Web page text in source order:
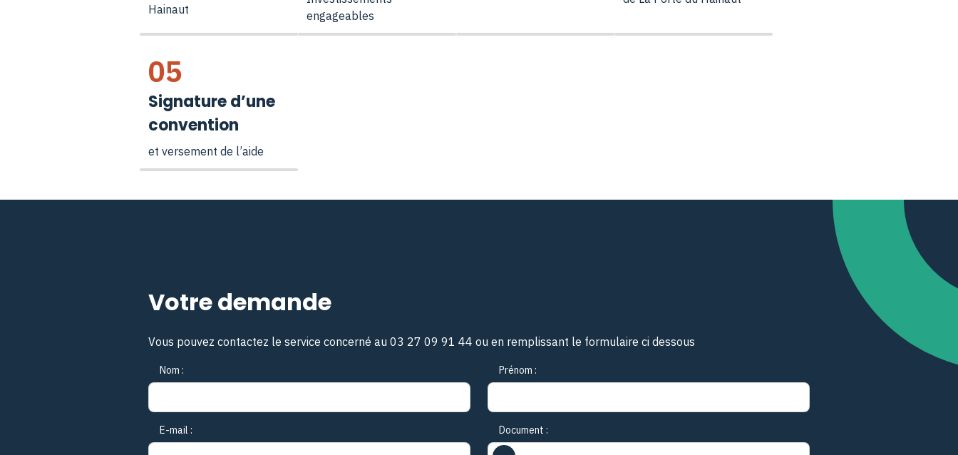
Hainaut
engageables
05
Signature d’une
convention
et versement de l’aide
Votre demande
Vous pouvez contactez le service concerné au 03 27 09 91 44 ou en remplissant le formulaire ci dessous
Nom : Prénom :
E-mail : Document :